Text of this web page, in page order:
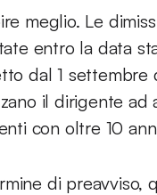
meglio. Le
entro la data
dal 1 settembre
il dirigente
con oltre 10
di preavviso,